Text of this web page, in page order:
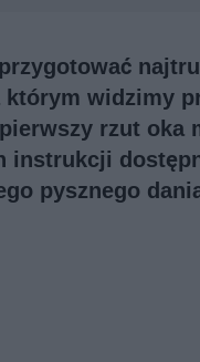
widzimy
rzut oka
pysznego